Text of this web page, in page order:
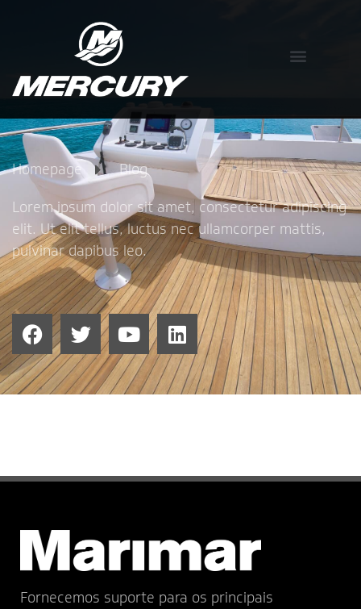
Homepage
Blog
Lorem ipsum dolor sit amet, consectetur adipiscing
elit. Ut elit tellus, luctus nec ullamcorper mattis,
pulvinar dapibus leo.
Fornecemos suporte para os principais